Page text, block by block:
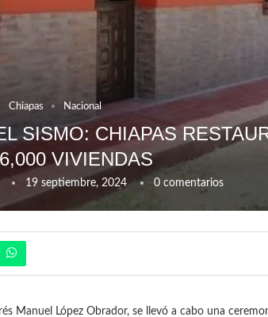
Chiapas Nacional
SISMO: CHIAPAS
VIVIENDAS
19 septiembre, 2024 0 comentarios
Manuel López Obrador, se llevó a cabo una